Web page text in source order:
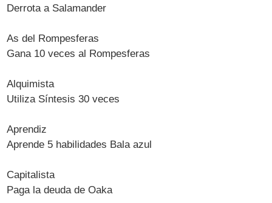
Derrota a Salamander
As del Rompesferas
Gana 10 veces al Rompesferas
Alquimista
Utiliza Síntesis 30 veces
Aprendiz
Aprende 5 habilidades Bala azul
Capitalista
Paga la deuda de Oaka